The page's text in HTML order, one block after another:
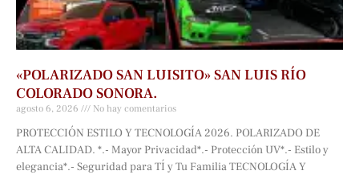
«POLARIZADO SAN LUISITO» SAN LUIS RÍO
COLORADO SONORA.
agosto 6, 2026 No hay comentarios
PROTECCIÓN ESTILO Y TECNOLOGÍA 2026. POLARIZADO DE
ALTA CALIDAD. *.- Mayor Privacidad*.- Protección UV*.- Estilo y
elegancia*.- Seguridad para TÍ y Tu Familia TECNOLOGÍA Y